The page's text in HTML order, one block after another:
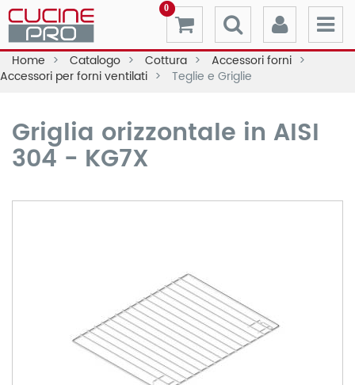
0
Home Catalogo Cottura
Accessori forni
Accessori per forni ventilati
Teglie e Griglie
Griglia orizzontale in AISI
304 - KG7X